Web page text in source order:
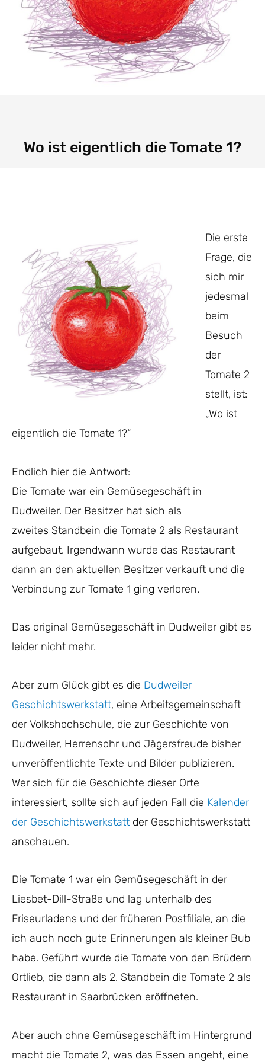
Wo ist eigentlich die Tomate 1?
Die erste
Frage, die
sich mir
jedesmal
beim
Besuch
der
Tomate 2
stellt, ist:
„Wo ist
eigentlich die Tomate 1?“
Endlich hier die Antwort:
Die Tomate war ein Gemüsegeschäft in
Dudweiler. Der Besitzer hat sich als
zweites Standbein die Tomate 2 als Restaurant
aufgebaut. Irgendwann wurde das Restaurant
dann an den aktuellen Besitzer verkauft und die
Verbindung zur Tomate 1 ging verloren.
Das original Gemüsegeschäft in Dudweiler gibt es
leider nicht mehr.
Aber zum Glück gibt es die Dudweiler
Geschichtswerkstatt, eine Arbeitsgemeinschaft
der Volkshochschule, die zur Geschichte von
Dudweiler, Herrensohr und Jägersfreude bisher
unveröffentlichte Texte und Bilder publizieren.
Wer sich für die Geschichte dieser Orte
interessiert, sollte sich auf jeden Fall die Kalender
der Geschichtswerkstatt der Geschichtswerkstatt
anschauen.
Die Tomate 1 war ein Gemüsegeschäft in der
Liesbet-Dill-Straße und lag unterhalb des
Friseurladens und der früheren Postfiliale, an die
ich auch noch gute Erinnerungen als kleiner Bub
habe. Geführt wurde die Tomate von den Brüdern
Ortlieb, die dann als 2. Standbein die Tomate 2 als
Restaurant in Saarbrücken eröffneten.
Aber auch ohne Gemüsegeschäft im Hintergrund
macht die Tomate 2, was das Essen angeht, eine